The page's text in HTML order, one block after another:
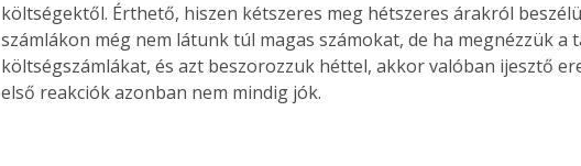
költségektől. Érthető, hiszen kétszeres meg hétszeres árakról
számlákon még nem látunk túl magas számokat, de ha megnézzük a
költségszámlákat, és azt beszorozzuk héttel, akkor valóban ijesztő
első reakciók azonban nem mindig jók.